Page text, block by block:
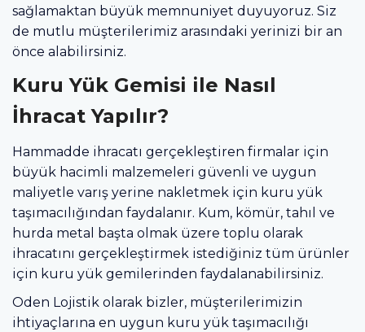
sağlamaktan büyük memnuniyet duyuyoruz. Siz
de mutlu müşterilerimiz arasındaki yerinizi bir an
önce alabilirsiniz.
Kuru Yük Gemisi ile Nasıl
İhracat Yapılır?
Hammadde ihracatı gerçekleştiren firmalar için
büyük hacimli malzemeleri güvenli ve uygun
maliyetle varış yerine nakletmek için kuru yük
taşımacılığından faydalanır. Kum, kömür, tahıl ve
hurda metal başta olmak üzere toplu olarak
ihracatını gerçekleştirmek istediğiniz tüm ürünler
için kuru yük gemilerinden faydalanabilirsiniz.
Oden Lojistik olarak bizler, müşterilerimizin
ihtiyaçlarına en uygun kuru yük taşımacılığı